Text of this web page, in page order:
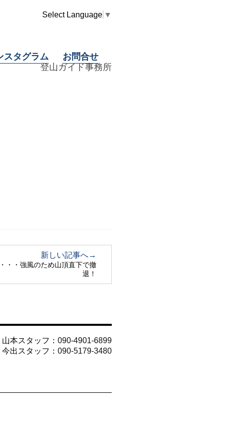
登山ガイド事務所
Select Language ▼
スタグラム お問合せ
新しい記事へ→
・・強風のため山頂直下で撤
退！
山本スタッフ： 090-4901-6899
今出スタッフ： 090-5179-3480